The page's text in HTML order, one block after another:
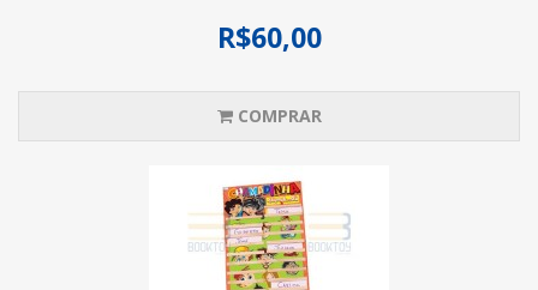
R$60,00
COMPRAR